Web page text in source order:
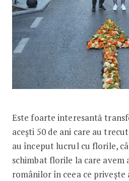
Este foarte interesantă
acești 50 de ani care au
au început lucrul cu florile,
schimbat florile la care avem
românilor în ceea ce privește